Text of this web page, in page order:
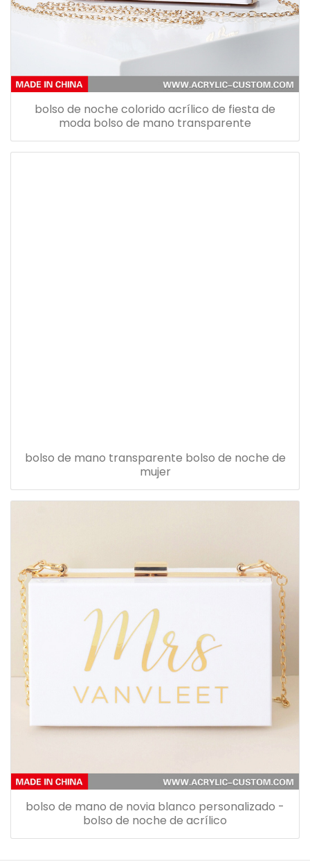
bolso de noche colorido acrílico de fiesta de
moda bolso de mano transparente
bolso de mano transparente bolso de noche de
mujer
bolso de mano de novia blanco personalizado -
bolso de noche de acrílico